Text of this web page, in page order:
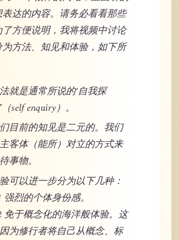
达的内容。请务必看看那些
方便说明，我将视频中讨论
方法、知见和体验，如下所
就是通常所说的‘自我探
（self enquiry）。
目前的知见是二元的。我们
客体（能所）对立的方式来
事物。
可以进一步分为以下几种：
强烈的个体身份感。
免于概念化的海洋般体验。这
为修行者将自己从概念、标